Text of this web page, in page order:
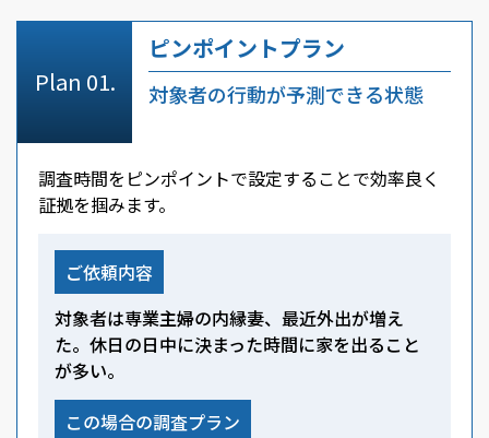
ピンポイントプラン
対象者の行動が予測できる状態
調査時間をピンポイントで設定することで効率良く
証拠を掴みます。
ご依頼内容
対象者は専業主婦の内縁妻、最近外出が増え
た。休日の日中に決まった時間に家を出ること
が多い。
この場合の調査プラン